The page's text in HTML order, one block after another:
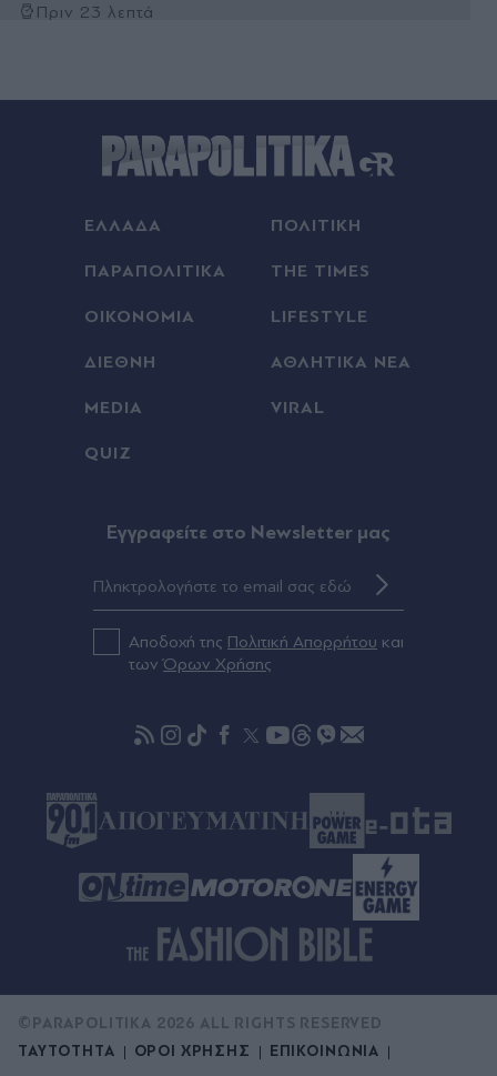
Πριν 23 λεπτά
Διακοπές ρεύματος σε Καλλιθέα, Άλιμο, Πειραιά
και άλλες περιοχές της Αττικής την Πέμπτη 6
Πριν 28 λεπτά
Διακοπές νερού σε Αθήνα, Γλυφάδα, Καλλιθέα
Αυγούστου
Πριν 32 λεπτά
συνεργασίες από το βράδυ - Ποια ζώδια ευνοεί η
Έρωτας στα δικαστήρια για "Αντώνιο και
Πριν 49 λεπτά
Πολύ υψηλός κίνδυνος πυρκαγιάς την Πέμπτη 6
Αυγούστου για την Αττική, τη Βοιωτία και την
Εύβοια - Στο "πορτοκαλί" κι άλλες περιοχές
ΕΛΛΑΔΑ ΠΟΛΙΤΙΚΗ
ΠΑΡΑΠΟΛΙΤΙΚΑ THE TIMES
ΟΙΚΟΝΟΜΙΑ LIFESTYLE
ΔΙΕΘΝΗ ΑΘΛΗΤΙΚΑ ΝΕΑ
MEDIA VIRAL
QUIZ
Eγγραφείτε στο Newsletter μας
Αποδοχή της Πολιτική Απορρήτου και
τωνΌρων Χρήσης
ΤΑΥΤΟΤΗΤΑ ΟΡΟΙ ΧΡΗΣΗΣ
ΕΠΙΚΟΙΝΩΝΙΑ
©PARAPOLITIKA 2026 ALL RIGHTS RESERVED